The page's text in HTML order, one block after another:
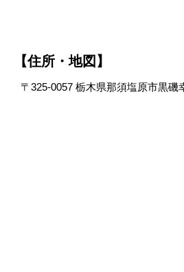
【住所・地図】
〒325-0057 栃木県那須塩原市黒磯